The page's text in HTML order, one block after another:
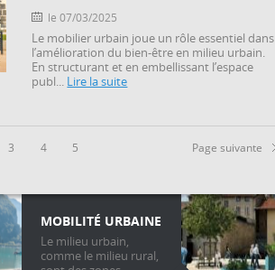
le 07/03/2025
Le mobilier urbain joue un rôle essentiel dans
l’amélioration du bien-être en milieu urbain.
En structurant et en embellissant l’espace
publ... Lire la suite
3 4 5 Page suivante
MOBILITÉ URBAINE
Le milieu urbain,
comme le milieu rural,